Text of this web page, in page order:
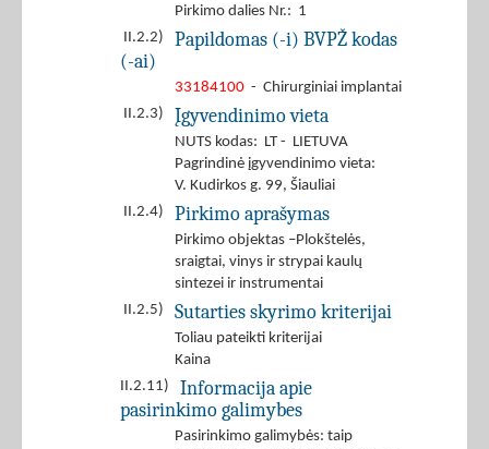
Pirkimo dalies Nr.: 1
II.2.2)
Papildomas (-i) BVPŽ kodas
(-ai)
33184100 - Chirurginiai implantai
II.2.3)
Įgyvendinimo vieta
NUTS kodas: LT - LIETUVA
Pagrindinė įgyvendinimo vieta:
V. Kudirkos g. 99, Šiauliai
II.2.4)
Pirkimo aprašymas
Pirkimo objektas –Plokštelės,
sraigtai, vinys ir strypai kaulų
sintezei ir instrumentai
II.2.5)
Sutarties skyrimo kriterijai
Toliau pateikti kriterijai
Kaina
II.2.11)
Informacija apie
pasirinkimo galimybes
Pasirinkimo galimybės: taip